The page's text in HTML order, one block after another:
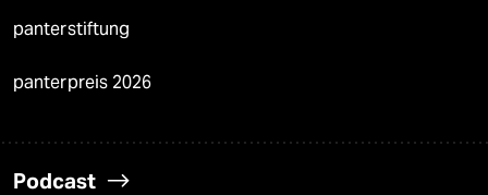
panterstiftung
panterpreis 2026
Podcast